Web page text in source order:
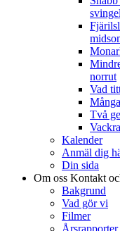
norrut
Vad
Två
Kalender
Anmäl dig
Din sida
Om oss Kontakt
Bakgrund
Vad gör vi
Filmer
Årsrapporter